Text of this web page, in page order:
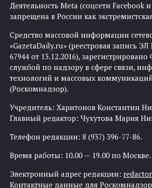
Деятельность Meta (соцсети Facebook
запрещена в России как
Средство массовой информации
«GazetaDaily.ru» (реестровая запись
67944 от 13.12.2016),
службой по надзору в сфере связи,
технологий и массовых
(Роскомнадзор).
Учредитель: Харитонов Константин
Главный редактор: Чухутова Мария
Телефон редакции: 8 (937) 396-77-86.
Время работы: 10.00 — 19.00 по Москве.
Электронный адрес редакции:
Контактные данные для